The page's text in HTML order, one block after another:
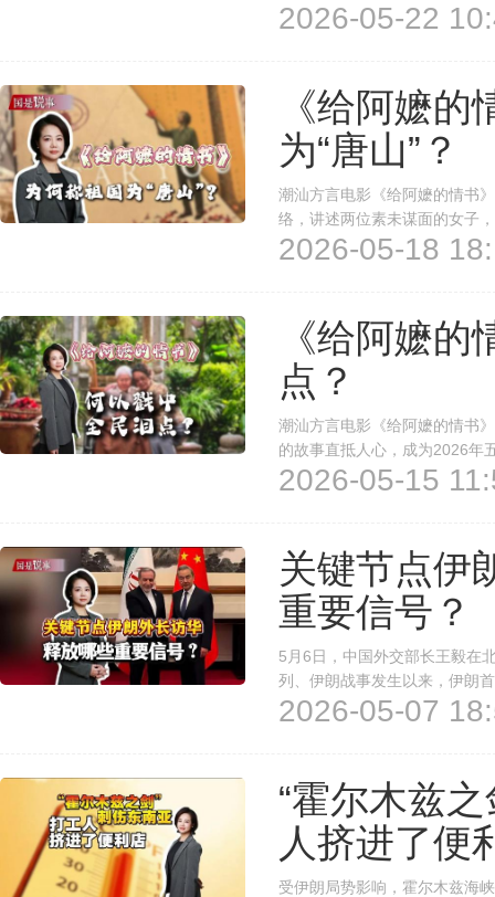
续还会涨价吗？
2026-05-22
《给阿嬷
为“唐山”？
潮汕方言电影《给阿嬷的情书
络，讲述两位素未谋面的女子
把祖国唤作“唐山”？“回唐山”
2026-05-18
《给阿嬷
点？
潮汕方言电影《给阿嬷的情书
的故事直抵人心，成为2026年
上映15天票房便突破2亿元，
2026-05-15
关键节点伊
重要信号？
5月6日，中国外交部长王毅在
列、伊朗战事发生以来，伊朗
释放哪些信号？
2026-05-07
“霍尔木兹
人挤进了便
受伊朗局势影响，霍尔木兹海